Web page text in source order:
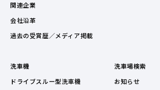
関連企業
会社沿革
過去の受賞歴／メディア掲載
洗車機
ドライブスルー型洗車機
洗車場検索
お知らせ